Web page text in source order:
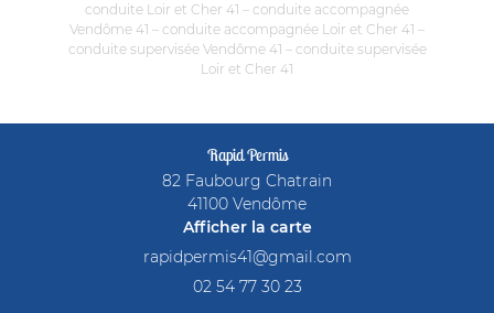
conduite Loir et Cher 41 – conduite accompagnée
Vendôme 41 – conduite accompagnée Loir et Cher 41 –
conduite supervisée Vendôme 41 – conduite supervisée
Loir et Cher 41
Rapid Permis
82 Faubourg Chatrain
41100 Vendôme
Afficher la carte
02 54 77 30 23